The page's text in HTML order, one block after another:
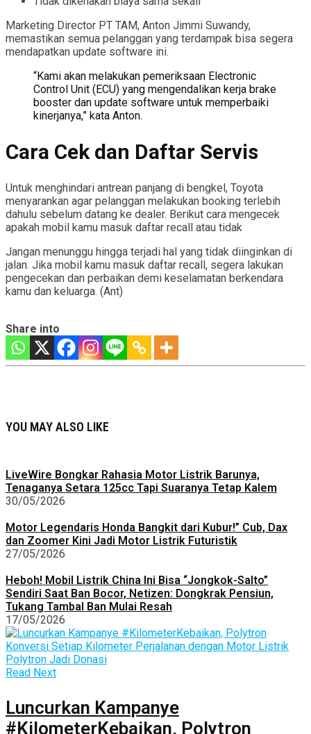
Marketing Director PT TAM, Anton Jimmi Suwandy,
memastikan semua pelanggan yang terdampak bisa segera
mendapatkan update software ini.
“Kami akan melakukan pemeriksaan Electronic
Control Unit (ECU) yang mengendalikan kerja brake
booster dan update software untuk memperbaiki
kinerjanya,” kata Anton.
Cara Cek dan Daftar Servis
Untuk menghindari antrean panjang di bengkel, Toyota
menyarankan agar pelanggan melakukan booking terlebih
dahulu sebelum datang ke dealer. Berikut cara mengecek
apakah mobil kamu masuk daftar recall atau tidak
Jangan menunggu hingga terjadi hal yang tidak diinginkan di
jalan. Jika mobil kamu masuk daftar recall, segera lakukan
pengecekan dan perbaikan demi keselamatan berkendara
kamu dan keluarga. (Ant)
Share into
YOU MAY ALSO LIKE
LiveWire Bongkar Rahasia Motor Listrik Barunya,
Tenaganya Setara 125cc Tapi Suaranya Tetap Kalem
30/05/2026
Motor Legendaris Honda Bangkit dari Kubur!” Cub, Dax
dan Zoomer Kini Jadi Motor Listrik Futuristik
27/05/2026
Heboh! Mobil Listrik China Ini Bisa “Jongkok-Salto”
Sendiri Saat Ban Bocor, Netizen: Dongkrak Pensiun,
Tukang Tambal Ban Mulai Resah
17/05/2026
Read Next
Luncurkan Kampanye
#KilometerKebaikan, Polytron